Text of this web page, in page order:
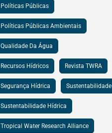
Políticas Públicas
Políticas Públicas Ambientais
Qualidade Da Água
Recursos Hídricos Revista TWRA
Segurança Hídrica Sustentabilidade
Sustentabilidade Hídrica
Tropical Water Research Alliance